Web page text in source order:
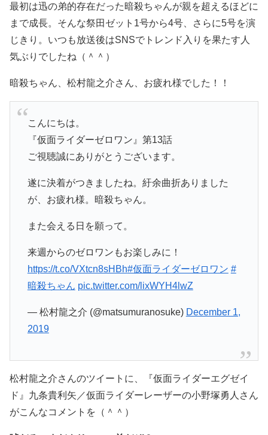
最初は迅の弟的存在だった暗殺ちゃんが親を超えるほどに
まで成長。そんな祭田ゼット1号から4号、さらに5号を演
じきり。いつも放送後はSNSでトレンド入りを果たす人
気ぶりでしたね（＾＾）
暗殺ちゃん、松村龍之介さん、お疲れ様でした！！
こんにちは。
『仮面ライダーゼロワン』第13話
ご視聴誠にありがとうございます。
遂に決着がつきましたね。紆余曲折ありました
が、お疲れ様。暗殺ちゃん。
また会える日を願って。
来週からのゼロワンもお楽しみに！
https://t.co/VXtcn8sHBh#仮面ライダーゼロワン #
暗殺ちゃん pic.twitter.com/lixWYH4lwZ
— 松村龍之介 (@matsumuranosuke) December 1,
2019
松村龍之介さんのツイートに、『仮面ライダーエグゼイ
ド』九条貴利矢／仮面ライダーレーザーの小野塚勇人さん
がこんなコメントを（＾＾）